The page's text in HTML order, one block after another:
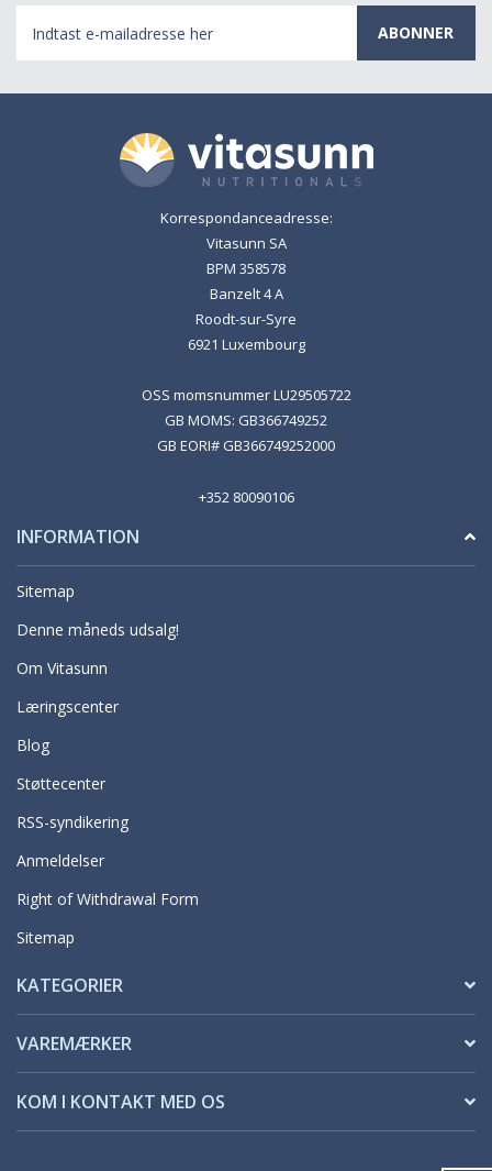
mail-
adresse
Korrespondanceadresse:
Vitasunn SA
BPM 358578
Banzelt 4 A
Roodt-sur-Syre
6921 Luxembourg
OSS momsnummer LU29505722
GB MOMS: GB366749252
GB EORI# GB366749252000
+352 80090106
INFORMATION
Sitemap
Denne måneds udsalg!
Om Vitasunn
Læringscenter
Blog
Støttecenter
RSS-syndikering
Anmeldelser
Right of Withdrawal Form
Sitemap
KATEGORIER
VAREMÆRKER
KOM I KONTAKT MED OS